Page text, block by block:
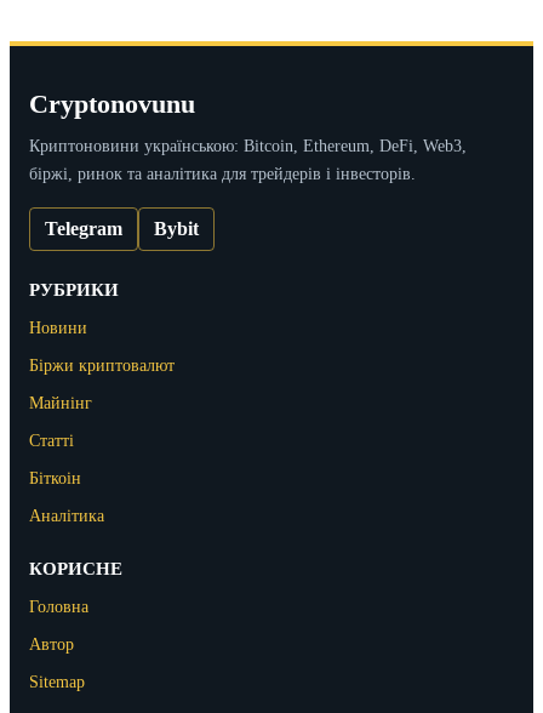
Cryptonovunu
Криптоновини українською: Bitcoin, Ethereum, DeFi, Web3,
біржі, ринок та аналітика для трейдерів і інвесторів.
Telegram Bybit
РУБРИКИ
Новини
Біржи криптовалют
Майнінг
Статті
Біткоін
Аналітика
КОРИСНЕ
Головна
Автор
Sitemap